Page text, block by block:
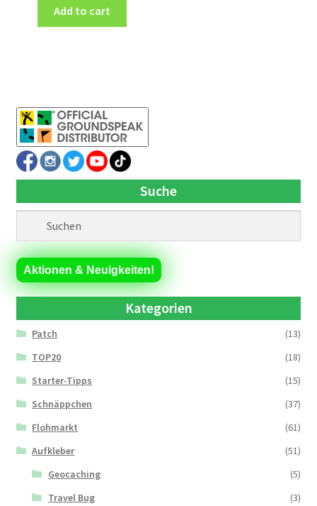
Add to cart
Suche
Aktionen & Neuigkeiten!
Kategorien
Patch
(13)
TOP20
(18)
Starter-Tipps
(15)
Schnäppchen
(37)
Flohmarkt
(61)
Aufkleber
(51)
Geocaching
(5)
Travel Bug
(3)